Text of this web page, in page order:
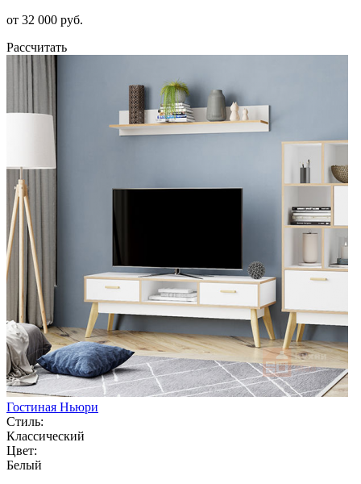
от 32 000 руб.
Рассчитать
Гостиная Ньюри
Стиль:
Классический
Цвет:
Белый